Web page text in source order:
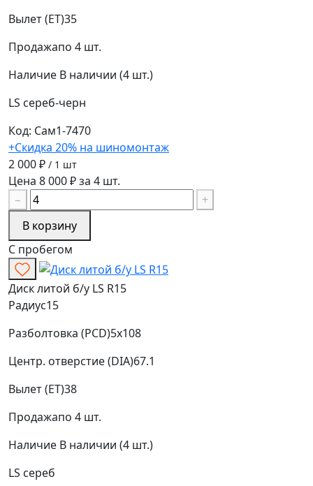
Вылет (ET)35
Продажапо 4 шт.
Наличие В наличии (4 шт.)
LS сереб-черн
Код: Сам1-7470
+Скидка 20% на шиномонтаж
2 000 ₽ / 1 шт
Цена 8 000 ₽ за 4 шт.
−
+
В корзину
С пробегом
Диск литой б/у LS R15
Радиус15
Разболтовка (PCD)5x108
Центр. отверстие (DIA)67.1
Вылет (ET)38
Продажапо 4 шт.
Наличие В наличии (4 шт.)
LS сереб